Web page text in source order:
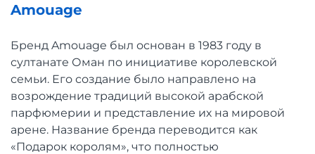
Amouage
Бренд Amouage был основан в 1983 году в
султанате Оман по инициативе королевской
семьи. Его создание было направлено на
возрождение традиций высокой арабской
парфюмерии и представление их на мировой
арене. Название бренда переводится как
«Подарок королям», что полностью